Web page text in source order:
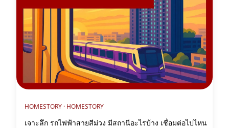
HOMESTORY · HOMESTORY
เจาะลึก รถไฟฟ้าสายสีม่วง มีสถานีอะไรบ้าง เชื่อมต่อไปไหน